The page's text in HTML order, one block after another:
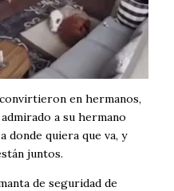
en hermanos,
a su hermano
donde quiera que va, y
juntos.
de seguridad de